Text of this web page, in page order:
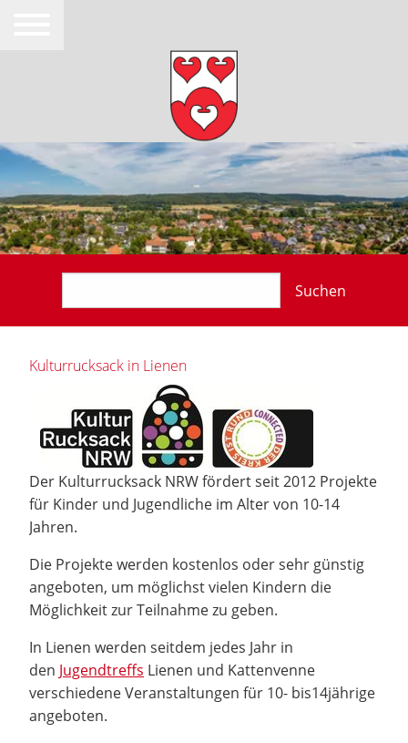
Suchen
Kulturrucksack in Lienen
Der Kulturrucksack NRW fördert seit 2012 Projekte
für Kinder und Jugendliche im Alter von 10-14
Jahren.
Die Projekte werden kostenlos oder sehr günstig
angeboten, um möglichst vielen Kindern die
Möglichkeit zur Teilnahme zu geben.
In Lienen werden seitdem jedes Jahr in
den Jugendtreffs Lienen und Kattenvenne
verschiedene Veranstaltungen für 10- bis14jährige
angeboten.